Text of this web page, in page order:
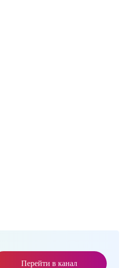
Перейти в канал